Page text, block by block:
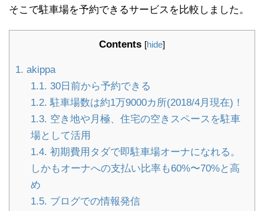
そこで駐車場を予約できるサービスを比較しました。
Contents [hide]
1. akippa
1.1. 30日前から予約できる
1.2. 駐車場数は約1万9000カ所(2018/4月現在)！
1.3. 空き地や月極、住宅の空きスペースを駐車
場として活用
1.4. 初期費用タダで即駐車場オーナになれる。
しかもオーナへの支払い比率も60%〜70%と高
め
1.5. ブログでの情報発信